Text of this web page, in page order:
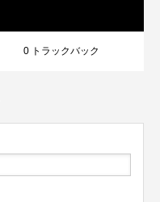
0 トラックバック